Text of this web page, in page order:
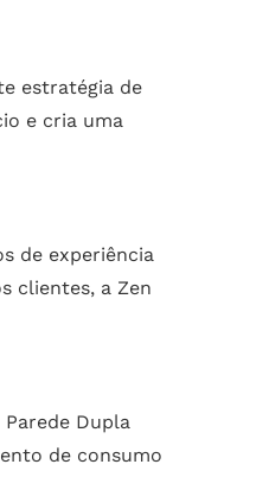
estratégia de
e cria uma
de experiência
clientes, a Zen
Dupla
de consumo